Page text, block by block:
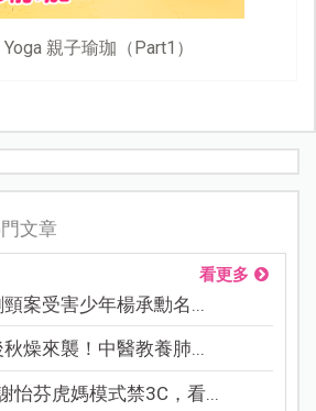
Yoga 親子瑜珈（Part1）
文章
看更多
案受害少年楊承勳名...
燥來襲！中醫教養肺...
怡芬虎媽模式禁3C，看...